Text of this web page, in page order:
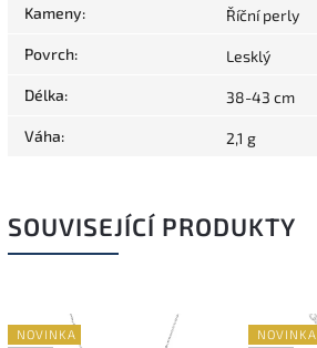
Kameny: Říční perly
Povrch: Lesklý
Délka: 38-43 cm
Váha: 2,1 g
SOUVISEJÍCÍ PRODUKTY
NOVINKA
NOVINKA